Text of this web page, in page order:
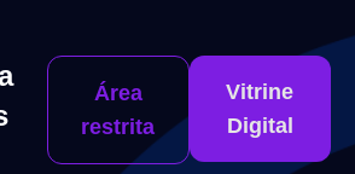
Área
restrita
Vitrine
Digital